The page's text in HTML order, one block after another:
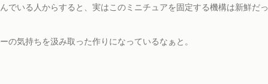
でいる人からすると、実はこのミニチュアを固定する機構は新鮮だっ
の気持ちを汲み取った作りになっているなぁと。